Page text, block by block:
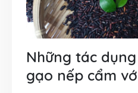
Những tác
gạo nếp cẩm